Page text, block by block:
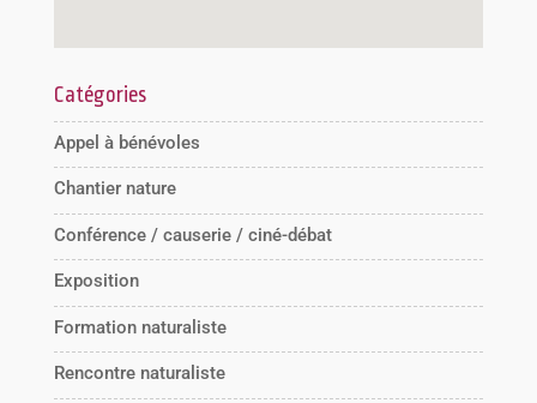
Catégories
Appel à bénévoles
Chantier nature
Conférence / causerie / ciné-débat
Exposition
Formation naturaliste
Rencontre naturaliste